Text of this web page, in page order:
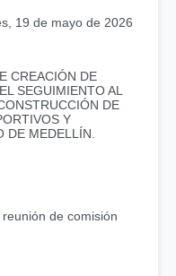
19 de mayo de 2026
CREACIÓN DE
SEGUIMIENTO AL
DE
Y
DE MEDELLÍN.
de comisión